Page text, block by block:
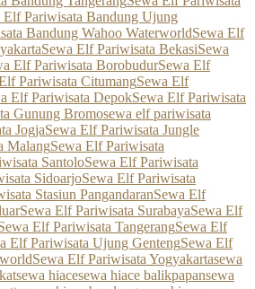
Elf Pariwisata Bandung Ujung
Bandung Wahoo WaterworldSewa Elf
Sewa Elf Pariwisata BekasiSewa
Elf Pariwisata BorobudurSewa Elf
Pariwisata CitumangSewa Elf
Elf Pariwisata DepokSewa Elf Pariwisata
Gunung Bromosewa elf pariwisata
JogjaSewa Elf Pariwisata Jungle
MalangSewa Elf Pariwisata
SantoloSewa Elf Pariwisata
SidoarjoSewa Elf Pariwisata
Stasiun PangandaranSewa Elf
Sewa Elf Pariwisata SurabayaSewa Elf
Elf Pariwisata TangerangSewa Elf
Elf Pariwisata Ujung GentengSewa Elf
Sewa Elf Pariwisata Yogyakartasewa
sewa hiacesewa hiace balikpapansewa